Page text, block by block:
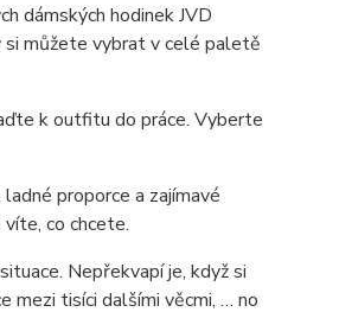
dámských hodinek JVD
můžete vybrat v celé paletě
k outfitu do práce. Vyberte
proporce a zajímavé
co chcete.
Nepřekvapí je, když si
mezi tisíci dalšími věcmi, … no